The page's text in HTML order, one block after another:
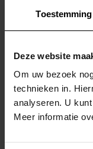
Toestemming
Deze website
Om uw bezoek
technieken in.
analyseren. U
Meer informatie
Stel een vraag of
Reageren